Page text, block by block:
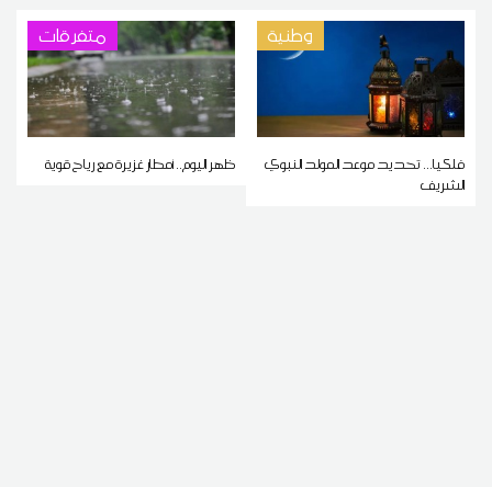
وطنية
فلكيا... تحديد موعد المولد النبوي
الشريف
متفرقات
ظهر اليوم.. أمطار غزيرة مع رياح قوية